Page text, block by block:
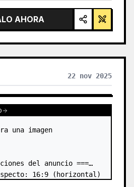
AHORA
22 nov 2025
una imagen
del anuncio ===
16:9 (horizontal)